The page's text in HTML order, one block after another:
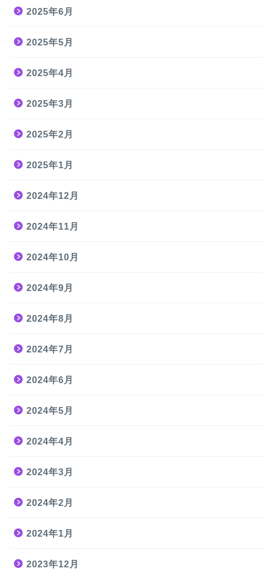
2025年6月
2025年5月
2025年4月
2025年3月
2025年2月
2025年1月
2024年12月
2024年11月
2024年10月
2024年9月
2024年8月
2024年7月
2024年6月
2024年5月
2024年4月
2024年3月
2024年2月
2024年1月
2023年12月